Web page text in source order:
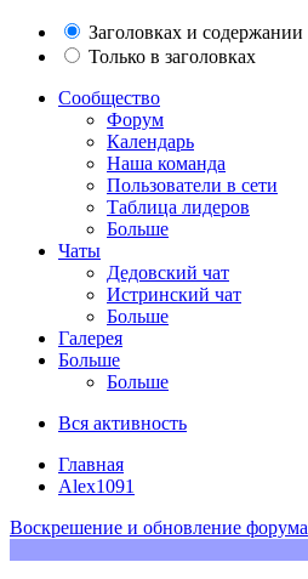
Заголовках и содержании
Только в заголовках
Сообщество
Форум
Календарь
Наша команда
Пользователи в сети
Таблица лидеров
Больше
Чаты
Дедовский чат
Истринский чат
Больше
Галерея
Больше
Больше
Вся активность
Главная
Alex1091
Воскрешение и обновление форума